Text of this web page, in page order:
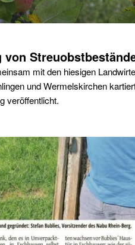
mit den hiesigen
und Wermelskirchen
veröffentlicht.